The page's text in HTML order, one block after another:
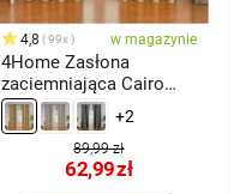
4,8 99x w magazynie
4Home Zasłona
zaciemniająca Cairo
złoty, 150 x 250 cm
+2
89,99 zł
62,99zł